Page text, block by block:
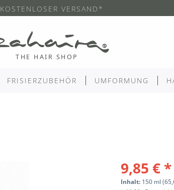
KOSTENLOSER VERSAND*
FRISIERZUBEHÖR UMFORMUNG
9,85 € *
Inhalt: 150 ml